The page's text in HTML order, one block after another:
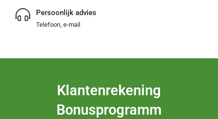
Persoonlijk advies
Telefoon, e-mail
Klantenrekening
Bonusprogramm